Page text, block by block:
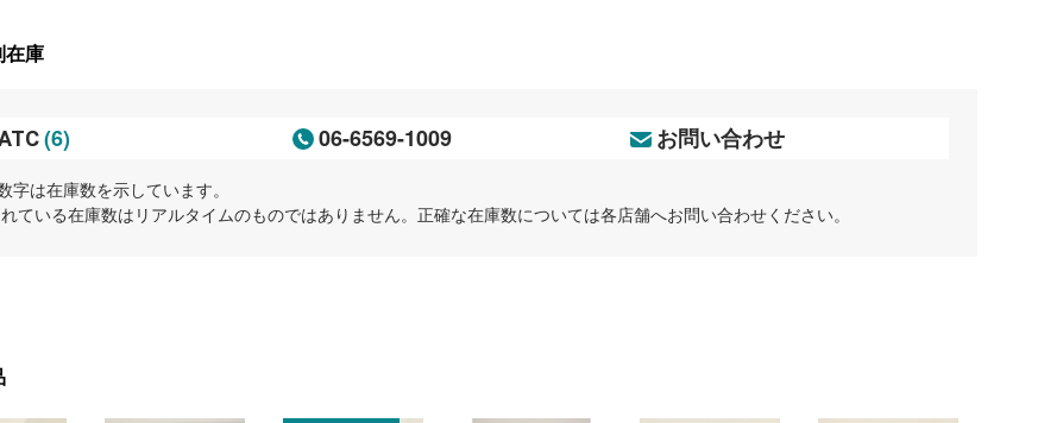
在庫
(6) 06-6569-1009 お問い合わせ
字は在庫数を示しています。
ている在庫数はリアルタイムのものではありません。正確な在庫数については各店舗へお問い合わせください。